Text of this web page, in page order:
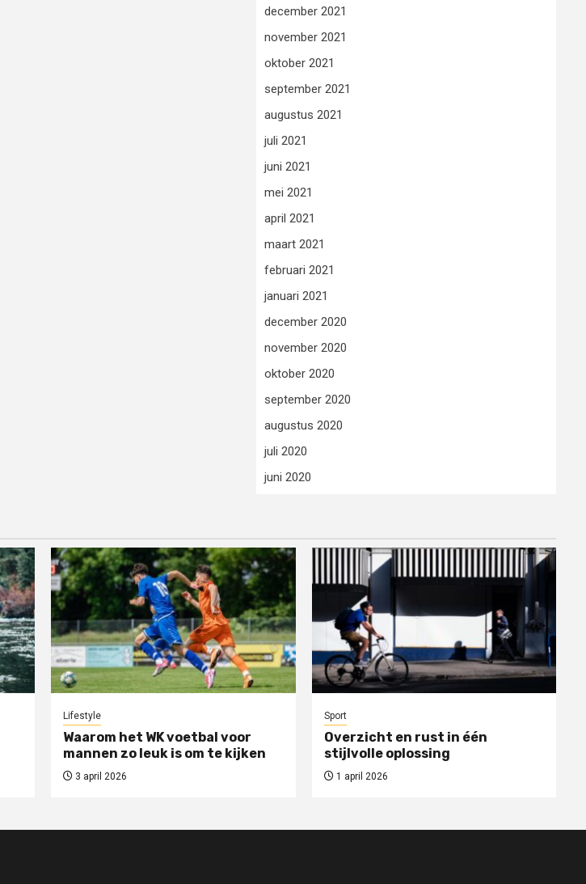
december 2021
november 2021
oktober 2021
september 2021
augustus 2021
juli 2021
juni 2021
mei 2021
april 2021
maart 2021
februari 2021
januari 2021
december 2020
november 2020
oktober 2020
september 2020
augustus 2020
juli 2020
juni 2020
Lifestyle
Waarom het WK voetbal voor
mannen zo leuk is om te kijken
3 april 2026
Sport
Overzicht en rust in één
stijlvolle oplossing
1 april 2026